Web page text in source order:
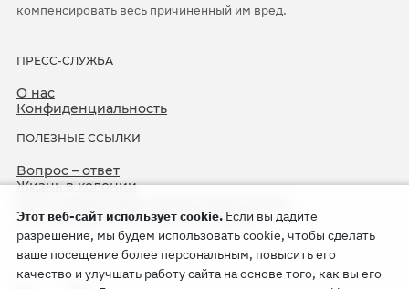
компенсировать весь причиненный им вред.
ПРЕСС-СЛУЖБА
О нас
Конфиденциальность
ПОЛЕЗНЫЕ ССЫЛКИ
Вопрос – ответ
Жизнь в колонии
75-я годовщина операции «Север»
Этот веб-сайт использует cookie. Если вы дадите
разрешение, мы будем использовать cookie, чтобы сделать
ваше посещение более персональным, повысить его
качество и улучшать работу сайта на основе того, как вы его